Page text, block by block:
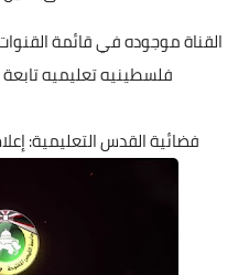
فلسطينيه تعليميه
‏فضائية القدس التعليمية: